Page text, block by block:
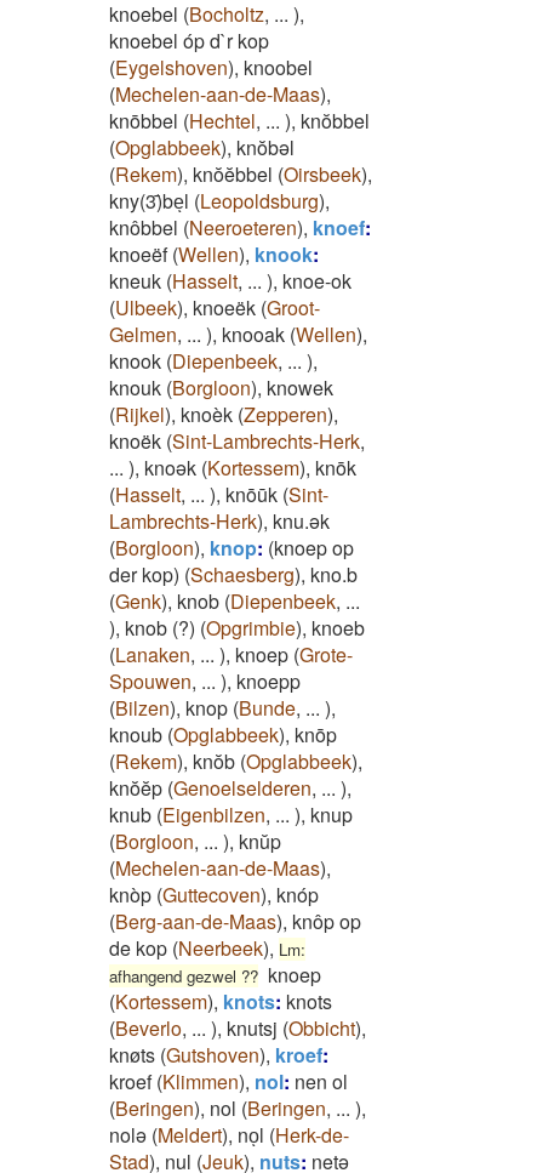
knoebel (Bocholtz, ... ),
knoebel óp d`r kop
(Eygelshoven), knoobel
(Mechelen-aan-de-Maas),
knōbbel (Hechtel, ... ), knŏbbel
(Opglabbeek), knŏbəl
(Rekem), knŏĕbbel (Oirsbeek),
kny(3)̄beͅl (Leopoldsburg),
knôbbel (Neeroeteren), knoef:
knoeëf(Wellen), knook:
kneuk (Hasselt, ... ), knoe-ok
(Ulbeek), knoeëk (Groot-
Gelmen, ... ), knooak (Wellen),
knook (Diepenbeek, ... ),
knouk (Borgloon), knowek
(Rijkel), knoèk (Zepperen),
knoëk (Sint-Lambrechts-Herk,
... ), knoək (Kortessem), knōk
(Hasselt, ... ), knōūk (Sint-
Lambrechts-Herk), knu.ək
(Borgloon), knop: (knoep op
der kop) (Schaesberg), kno.b
(Genk), knob (Diepenbeek, ...
), knob (?) (Opgrimbie), knoeb
(Lanaken, ... ), knoep (Grote-
Spouwen, ... ), knoepp
(Bilzen), knop (Bunde, ... ),
knoub (Opglabbeek), knōp
(Rekem), knŏb (Opglabbeek),
knŏĕp (Genoelselderen, ... ),
knub (Eigenbilzen, ... ), knup
(Borgloon, ... ), knŭp
(Mechelen-aan-de-Maas),
knòp (Guttecoven), knóp
(Berg-aan-de-Maas), knôp op
de kop (Neerbeek), Lm:
afhangend gezwel ?? knoep
(Kortessem), knots: knots
(Beverlo, ... ), knutsj (Obbicht),
knøts (Gutshoven), kroef:
kroef(Klimmen), nol: nen ol
(Beringen), nol (Beringen, ... ),
nolə (Meldert), noͅl (Herk-de-
Stad), nul (Jeuk), nuts: netə